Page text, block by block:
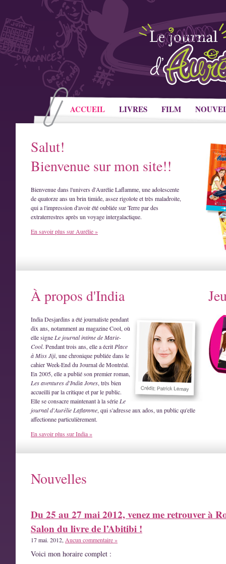
ACCUEIL LIVRES FILM
Salut!
Bienvenue sur mon site!!
Bienvenue dans l'univers d'Aurélie Laflamme, une adolescente
de quatorze ans un brin timide, assez rigolote et très maladroite,
qui a l'impression d'avoir été oubliée sur Terre par des
extraterrestres après un voyage intergalactique.
En savoir plus sur Aurélie »
À propos d'India
India Desjardins a été journaliste pendant
dix ans, notamment au magazine Cool, où
elle signe Le journal intime de Marie-
Cool. Pendant trois ans, elle a écrit Place
à Miss Jiji, une chronique publiée dans le
cahier Week-End du Journal de Montréal.
En 2005, elle a publié son premier roman,
Les aventures d'India Jones, très bien
accueilli par la critique et par le public.
Elle se consacre maintenant à la série Le
journal d'Aurélie Laflamme, qui s'adresse aux ados, un public qu'elle
affectionne particulièrement.
En savoir plus sur India »
Nouvelles
Du 25 au 27 mai 2012, venez me retrouver à
Salon du livre de l’Abitibi !
17 mai. 2012, Aucun commentaire »
Voici mon horaire complet :